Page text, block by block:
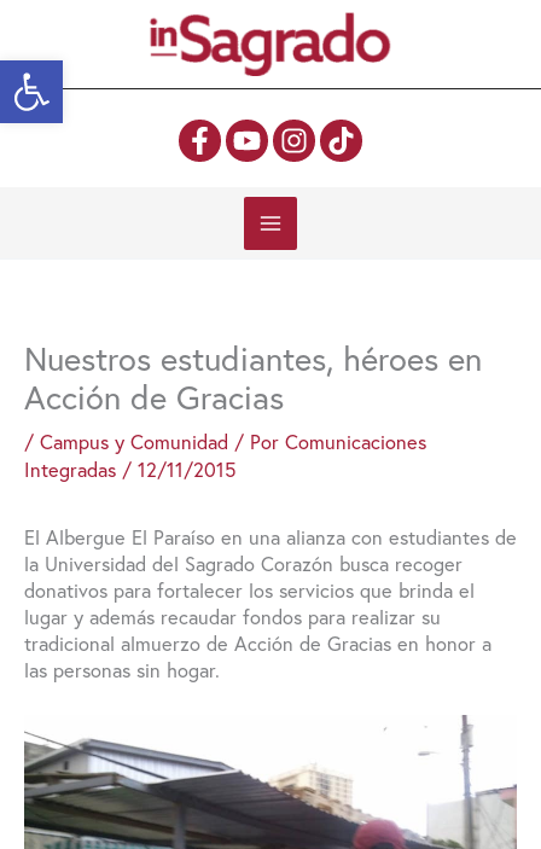
Abrir barra de herramientas
contenido
Nuestros estudiantes, héroes en
Acción de Gracias
/ Campus y Comunidad / Por Comunicaciones
Integradas / 12/11/2015
El Albergue El Paraíso en una alianza con estudiantes de
la Universidad del Sagrado Corazón busca recoger
donativos para fortalecer los servicios que brinda el
lugar y además recaudar fondos para realizar su
tradicional almuerzo de Acción de Gracias en honor a
las personas sin hogar.